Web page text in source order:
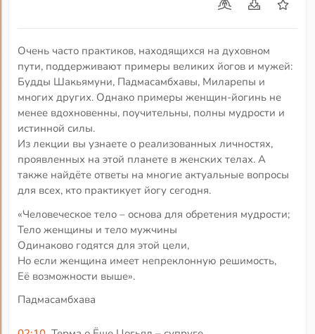
Очень часто практиков, находящихся на духовном
пути, поддерживают примеры великих йогов и мужей:
Будды Шакьямуни, Падмасамбхавы, Миларепы и
многих других. Однако примеры женщин-йогинь не
менее вдохновенны, поучительны, полны мудрости и
истинной силы.
Из лекции вы узнаете о реализованных личностях,
проявленных на этой планете в женских телах. А
также найдёте ответы на многие актуальные вопросы
для всех, кто практикует йогу сегодня.
«Человеческое тело – основа для обретения мудрости;
Тело женщины и тело мужчины
Одинаково годятся для этой цели,
Но если женщина имеет непреклонную решимость,
Её возможности выше».
Падмасамбхава